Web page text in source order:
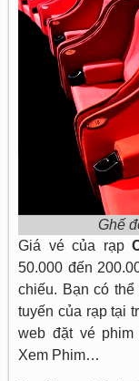
Ghế
Giá vé của rạp
50.000 đến
chiếu. Bạn có
tuyến của rạp tại
web đặt vé phim
Xem Phim…